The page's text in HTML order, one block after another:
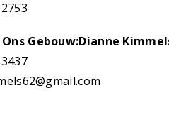
Gebouw:Dianne